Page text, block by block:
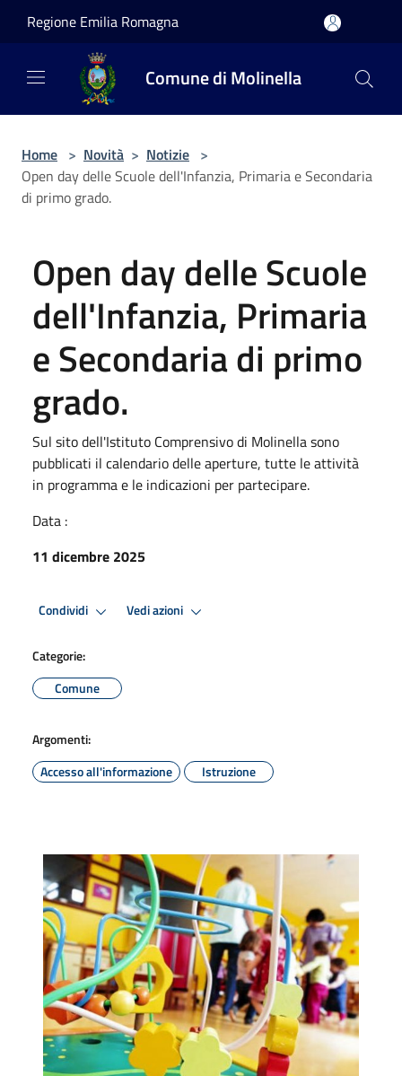
Regione Emilia Romagna
Comune di Molinella
Home > Novità > Notizie >
Open day delle Scuole dell'Infanzia, Primaria e Secondaria
di primo grado.
Open day delle Scuole
dell'Infanzia, Primaria
e Secondaria di primo
grado.
Sul sito dell'Istituto Comprensivo di Molinella sono
pubblicati il calendario delle aperture, tutte le attività
in programma e le indicazioni per partecipare.
Data :
11 dicembre 2025
Condividi Vedi azioni
Categorie:
Comune
Argomenti:
Accesso all'informazione
Istruzione